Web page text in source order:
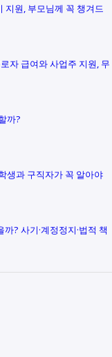
지원, 부모님께 꼭 챙겨드
자 급여와 사업주 지원, 무
까?
생과 구직자가 꼭 알아야
? 사기·계정정지·법적 책